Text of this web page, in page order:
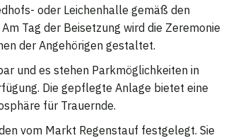
oder Leichenhalle gemäß den
Tag der Beisetzung wird die Zeremonie
der Angehörigen gestaltet.
und es stehen Parkmöglichkeiten in
Die gepflegte Anlage bietet eine
für Trauernde.
vom Markt Regenstauf festgelegt. Sie